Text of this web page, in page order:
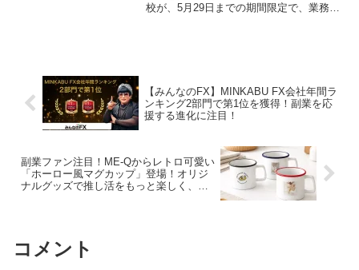
校が、5月29日までの期間限定で、業務に
【みんなのFX】MINKABU FX会社年間ラ
ンキング2部門で第1位を獲得！副業を応
援する進化に注目！
副業ファン注目！ME-Qからレトロ可愛い
「ホーロー風マグカップ」登場！オリジ
ナルグッズで推し活をもっと楽しく、副
コメント